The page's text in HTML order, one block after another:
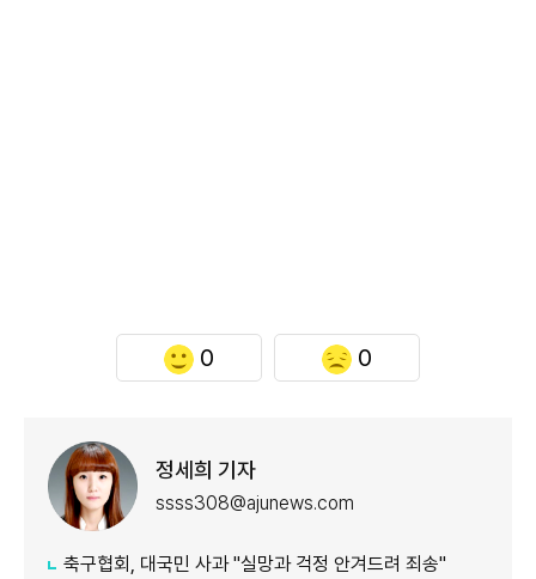
0 0
정세희 기자
ssss308@ajunews.com
축구협회, 대국민 사과 "실망과 걱정 안겨드려 죄송"